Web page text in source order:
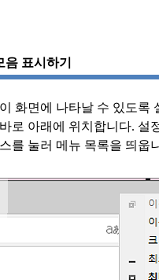
표시하기
화면에 나타날 수 있도록
로 아래에 위치합니다. 설
를 눌러 메뉴 목록을 띄웁